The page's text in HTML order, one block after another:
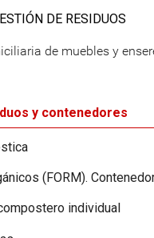
DE RESIDUOS
de muebles y
y contenedores
(FORM).
individual